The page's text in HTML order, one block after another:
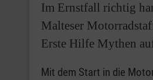
Im Ernstfall richtig
Malteser
Erste Hilfe Mythen
Mit dem Start in die